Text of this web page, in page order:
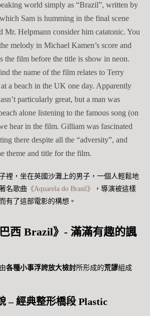
world simply as “Brazil”, written by
Sam is humming in the final scene
Mr. Helpmann consider him catatonic. You
melody in Michael Kamen’s score and
the film before the title is show in neon.
the name of the film relates to Terry
a beach in the UK one day. Apparently
particularly great, but a man was
alone listening to the famous song (on
hear in the film. Gilliam was fascinated
there despite all the “adversity”, and
theme and title for the film.
裡，坐在英國沙灘上的男子，一個人輕鬆地
名歌曲 《Aquarela do Brasil》
，導演被這樣
有了這部電影的構想。
西 Brazil》- 滿滿有趣的諷
各種小事浮誇放大檢討所形成的荒謬組成
– 經典整形橋段 Plastic